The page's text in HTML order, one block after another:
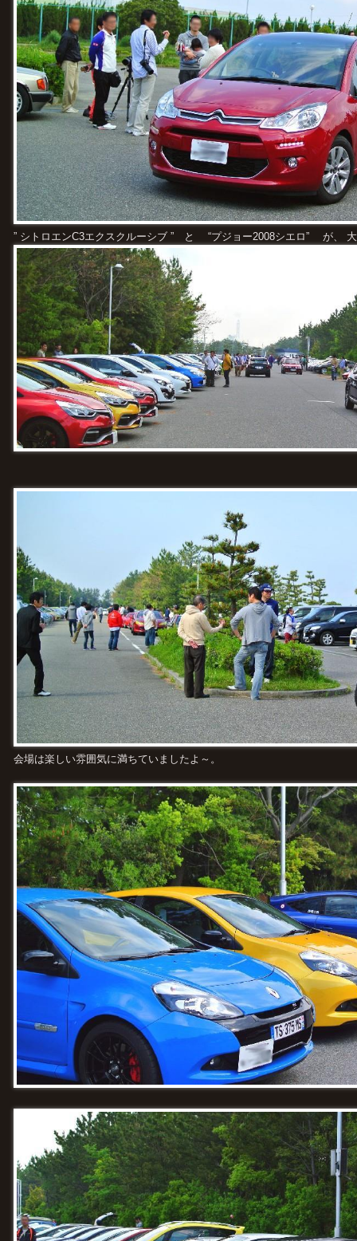
” シトロエンC3エクスクルーシブ ” と “プジョー2008シエロ” が、 大
会場は楽しい雰囲気に満ちていましたよ～。